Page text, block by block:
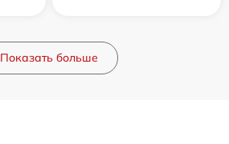
Показать больше